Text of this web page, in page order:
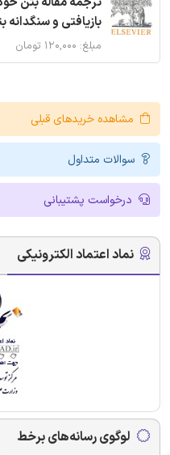
بازیافتی و سنگدانه
مبلغ: ۱۲۰,۰۰۰ تومان
مشاهده خریدهای قبلی
سوالات متداول
درخواست پشتیبانی
نماد اعتماد الکترونیکی
لوگوی رسانه‌های برخط